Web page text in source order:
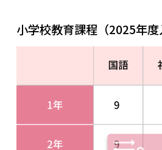
小学校教育課程（2025年